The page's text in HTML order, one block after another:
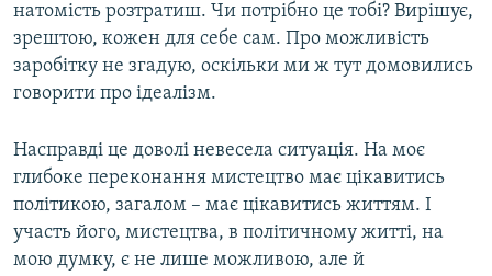
натомість розтратиш. Чи потрібно це тобі? Вирішує,
зрештою, кожен для себе сам. Про можливість
заробітку не згадую, оскільки ми ж тут домовились
говорити про ідеалізм.
Насправді це доволі невесела ситуація. На моє
глибоке переконання мистецтво має цікавитись
політикою, загалом – має цікавитись життям. І
участь його, мистецтва, в політичному житті, на
мою думку, є не лише можливою, але й